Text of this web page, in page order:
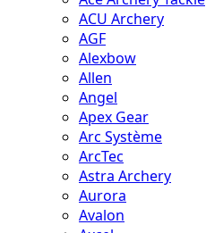
ACU Archery
AGF
Alexbow
Allen
Angel
Apex Gear
Arc Système
ArcTec
Astra Archery
Aurora
Avalon